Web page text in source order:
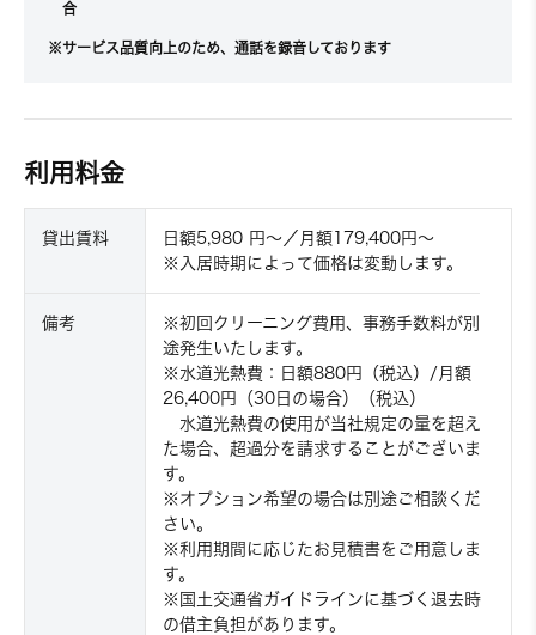
合
サービス品質向上のため、通話を録音しております
利用料金
貸出賃料
日額5,980 円〜／月額179,400円〜
※入居時期によって価格は変動します。
備考
※初回クリーニング費用、事務手数料が別
途発生いたします。
※水道光熱費：日額880円（税込）/月額
26,400円（30日の場合）（税込）
水道光熱費の使用が当社規定の量を超え
た場合、超過分を請求することがございま
す。
※オプション希望の場合は別途ご相談くだ
さい。
※利用期間に応じたお見積書をご用意しま
す。
※国土交通省ガイドラインに基づく退去時
の借主負担があります。